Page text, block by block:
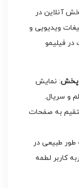
آنلاین در
ویدیویی و
در فیلیمو
پخش: نمایش
و سریال.
به صفحات
طبیعی در
کاربر لطمه